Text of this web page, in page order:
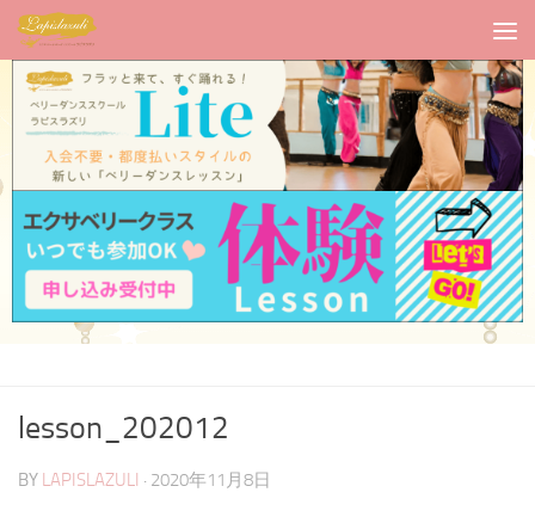
lesson_202012
BY LAPISLAZULI · 2020年11月8日